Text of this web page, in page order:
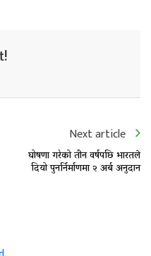
Next article
घोषणा गरेको तीन वर्षपछि भारतले
दियो पुनर्निर्माणमा २ अर्ब अनुदान